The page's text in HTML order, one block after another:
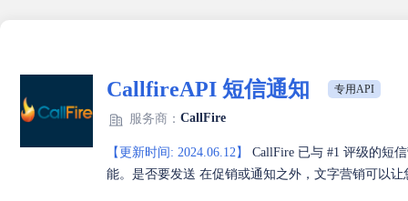
CallfireAPI 短信通知 专用API
服务商： CallFire
【更新时间: 2024.06.12】
CallFire 已与 #1 评级的短
能。是否要发送 在促销或通知之外，文字营销可以